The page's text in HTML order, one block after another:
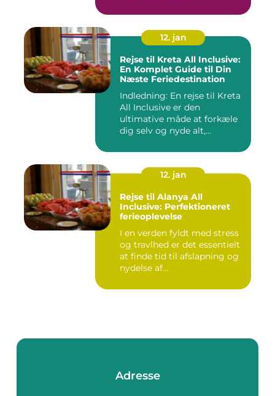
12. jan
Rejse til Kreta All Inclusive:
En Komplet Guide til Din
Næste Feriedestination
Indledning: En rejse til Kreta
All Inclusive er den
ultimative måde at forkæle
dig selv og nyde alt,...
12. jan
Rejse til Alanya All
Inclusive: Perfektioneret
ferieoplevelse
I en verden fyldt med stress
og travlhed er det essentielt
at finde tid til afslapning og
nydelse af...
Adresse